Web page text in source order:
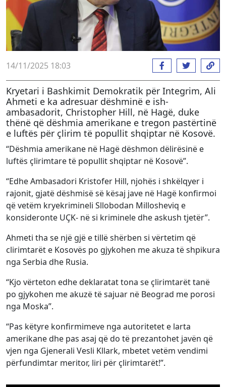
14/11/2025 18:03
Kryetari i Bashkimit Demokratik për Integrim, Ali
Ahmeti e ka adresuar dëshminë e ish-
ambasadorit, Christopher Hill, në Hagë, duke
thënë që dëshmia amerikane e tregon pastërtinë
e luftës për çlirim të popullit shqiptar në Kosovë.
“Dëshmia amerikane në Hagë dëshmon dëlirësinë e
luftës çlirimtare të popullit shqiptar në Kosovë”.
“Edhe Ambasadori Kristofer Hill, njohës i shkëlqyer i
rajonit, gjatë dëshmisë së kësaj jave në Hagë konfirmoi
që vetëm kryekrimineli Sllobodan Millosheviq e
konsideronte UÇK- në si kriminele dhe askush tjetër”.
Ahmeti tha se një gjë e tillë shërben si vërtetim që
clirimtarët e Kosovës po gjykohen me akuza të shpikura
nga Serbia dhe Rusia.
“Kjo vërteton edhe deklaratat tona se çlirimtarët tanë
po gjykohen me akuzë të sajuar në Beograd me porosi
nga Moska”.
“Pas këtyre konfirmimeve nga autoritetet e larta
amerikane dhe pas asaj që do të prezantohet javën që
vjen nga Gjenerali Vesli Kllark, mbetet vetëm vendimi
përfundimtar meritor, liri për çlirimtarët!”.